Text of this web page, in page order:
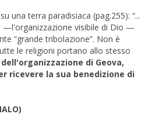
una terra paradisiaca (pag.255): “...
—l'organizzazione visibile di Dio —
“grande tribolazione”. Non è
le religioni portano allo stesso
di Geova,
ricevere la sua benedizione di